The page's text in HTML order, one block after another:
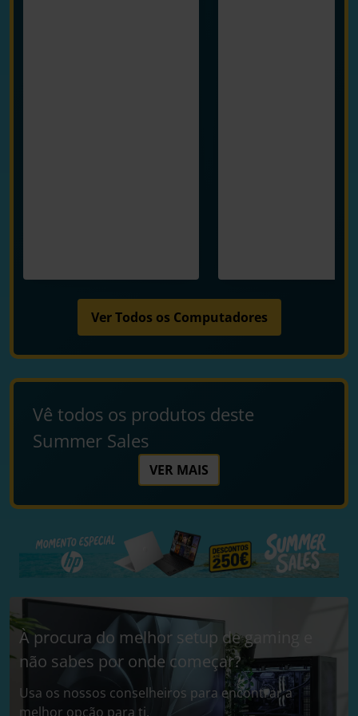
Ver Todos os Computadores
Vê todos os produtos deste
Summer Sales
VER MAIS
À procura do melhor setup de gaming e
não sabes por onde começar?
Usa os nossos conselheiros para encontrar a
melhor opção para ti.